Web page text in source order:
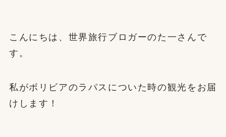
こんにちは、世界旅行ブロガーのた一さんで
す。
私がボリビアのラパスについた時の観光をお届
けします！